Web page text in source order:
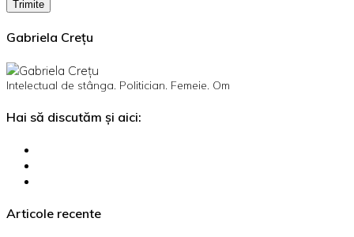
Gabriela Crețu
Intelectual de stânga. Politician. Femeie. Om
Hai să discutăm și aici:
Articole recente